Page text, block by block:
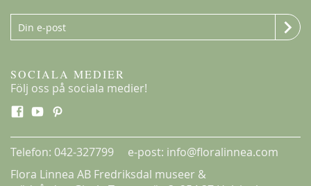
SOCIALA MEDIER
Följ oss på sociala medier!
Telefon: 042-327799 e-post: info@floralinnea.com
Flora Linnea AB Fredriksdal museer &